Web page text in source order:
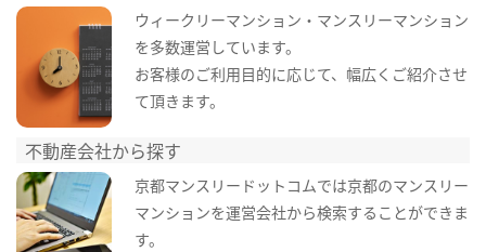
ウィークリーマンション・マンスリーマンション
を多数運営しています。
お客様のご利用目的に応じて、幅広くご紹介させ
て頂きます。
不動産会社から探す
京都マンスリードットコムでは京都のマンスリー
マンションを運営会社から検索することができま
す。